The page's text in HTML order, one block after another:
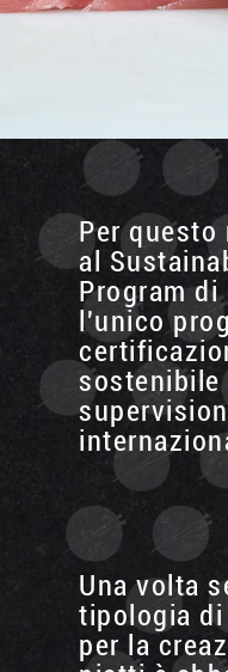
Per questo
al
Program
l'unico
Una volta
tipologia
per la